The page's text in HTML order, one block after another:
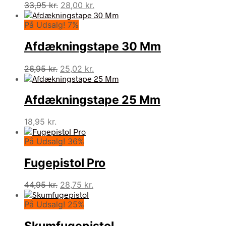
33,95kr. Den
oprindelige
pris
33,95 kr..
28,00 kr.
aktuelle
28,00 kr..
På Udsalg! 7%
Afdækningstape 30 Mm
26,95kr. Den
oprindelige
var:
26,95 kr..
25,02 kr.
aktuelle
er:
25,02 kr..
Afdækningstape 25 Mm
18,95 kr.
På Udsalg! 36%
Fugepistol Pro
44,95kr. Den
oprindelige
pris
28,75 kr.
På Udsalg! 25%